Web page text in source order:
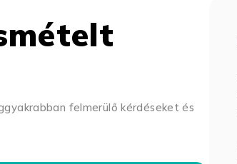
felmerülő kérdéseket és